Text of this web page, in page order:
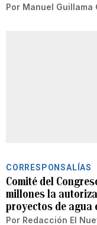
Por Manuel Guillama
CORRESPONSALÍAS
Comité del
millones la
proyectos de agua
Por Redacción El